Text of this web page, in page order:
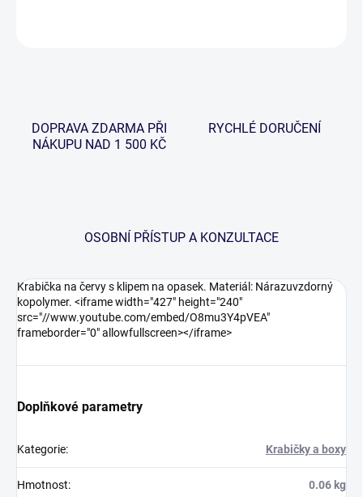
DOPRAVA ZDARMA PŘI
NÁKUPU NAD 1 500 KČ
RYCHLÉ DORUČENÍ
OSOBNÍ PŘÍSTUP A KONZULTACE
Krabička na červy s klipem na opasek. Materiál: Nárazuvzdorný
kopolymer. <iframe width="427" height="240"
src="//www.youtube.com/embed/O8mu3Y4pVEA"
frameborder="0" allowfullscreen></iframe>
Doplňkové parametry
Kategorie: Krabičky a boxy
Hmotnost: 0.06 kg